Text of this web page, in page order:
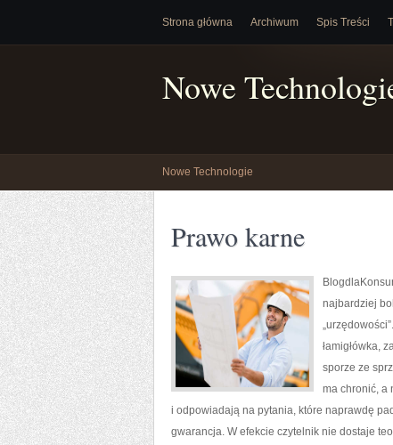
Strona główna Archiwum Spis Treści
Nowe
Nowe Technologie
Prawo karne
najbardziej
łamigłówka,
sporze ze
ma chronić, a
i odpowiadają na pytania, które naprawdę
gwarancja. W efekcie czytelnik nie dostaje